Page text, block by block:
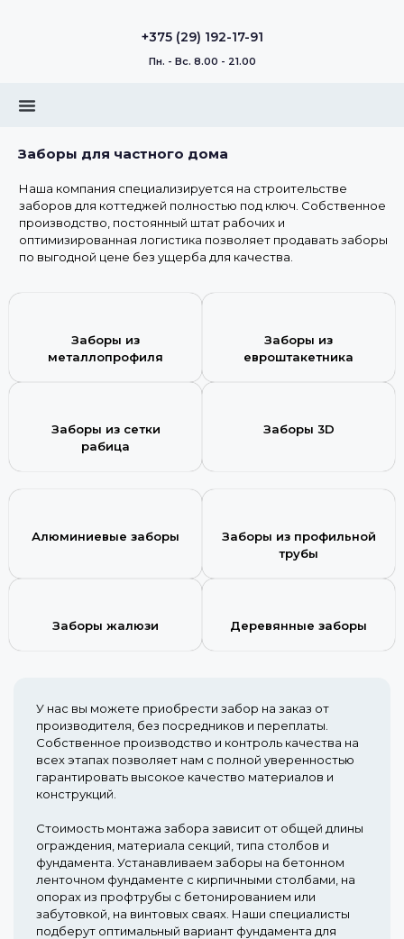
+375 (29) 192-17-91
Пн. - Вс. 8.00 - 21.00
Заборы для частного дома
Наша компания специализируется на строительстве
заборов для коттеджей полностью под ключ. Собственное
производство, постоянный штат рабочих и
оптимизированная логистика позволяет продавать заборы
по выгодной цене без ущерба для качества.
Заборы из
металлопрофиля
Заборы из
евроштакетника
Заборы из сетки
рабица
Заборы 3D
Алюминиевые заборы
Заборы из профильной
трубы
Заборы жалюзи Деревянные заборы
У нас вы можете приобрести забор на заказ от
производителя, без посредников и переплаты.
Собственное производство и контроль качества на
всех этапах позволяет нам с полной уверенностью
гарантировать высокое качество материалов и
конструкций.
Стоимость монтажа забора зависит от общей длины
ограждения, материала секций, типа столбов и
фундамента. Устанавливаем заборы на бетонном
ленточном фундаменте с кирпичными столбами, на
опорах из профтрубы с бетонированием или
забутовкой, на винтовых сваях. Наши специалисты
подберут оптимальный вариант фундамента для